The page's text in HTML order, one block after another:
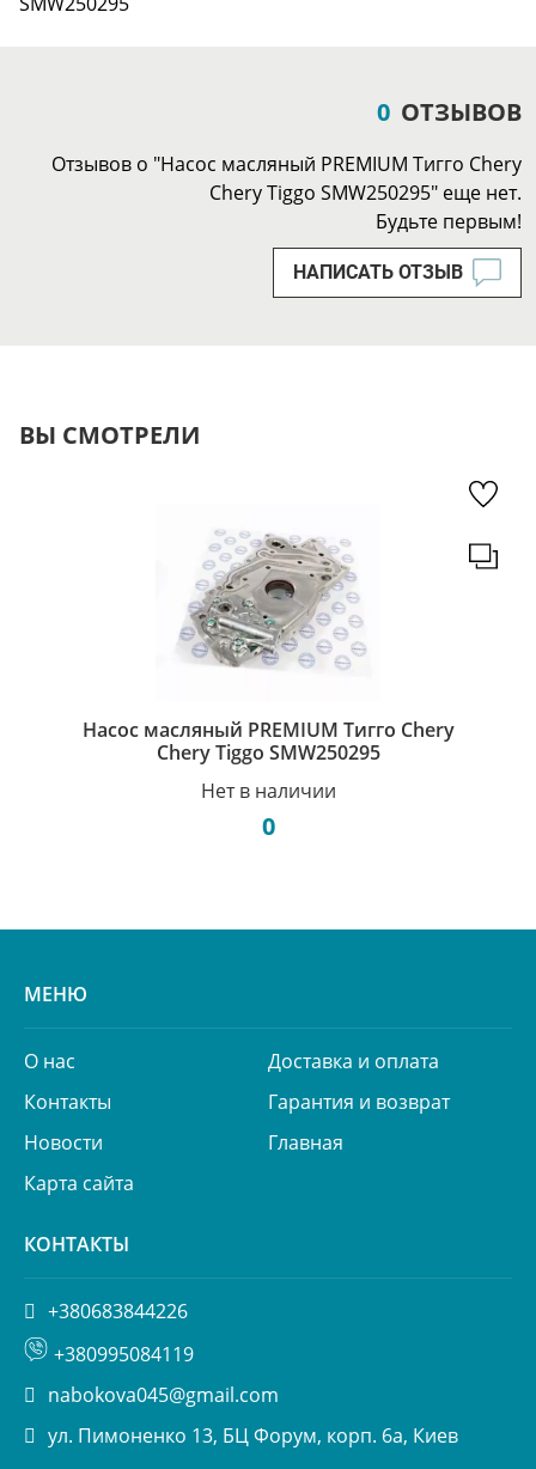
0 ОТЗЫВОВ
Отзывов о "Насос масляный PREMIUM Тигго Chery
Chery Tiggo SMW250295" еще нет.
Будьте первым!
НАПИСАТЬ ОТЗЫВ
ВЫ СМОТРЕЛИ
Насос масляный PREMIUM Тигго Chery
Chery Tiggo SMW250295
Нет в наличии
0
МЕНЮ
О нас
Доставка и оплата
Контакты
Гарантия и возврат
Новости
Главная
Карта сайта
КОНТАКТЫ
+380683844226
+380995084119
nabokova045@gmail.com
ул. Пимоненко 13, БЦ Форум, корп. 6а, Киев